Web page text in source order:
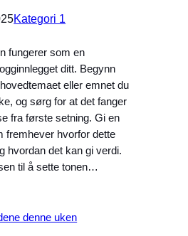
Kategori 1
fungerer som en
ditt. Begynn
eller emnet du
og sørg for at det fanger
fra første setning. Gi en
fremhever hvorfor dette
hvordan det kan gi verdi.
til å sette tonen…